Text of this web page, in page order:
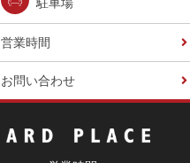
営業時間
お問い合わせ